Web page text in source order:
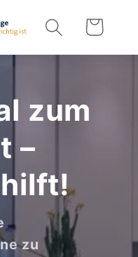
Warenkorb
zum
–
zu